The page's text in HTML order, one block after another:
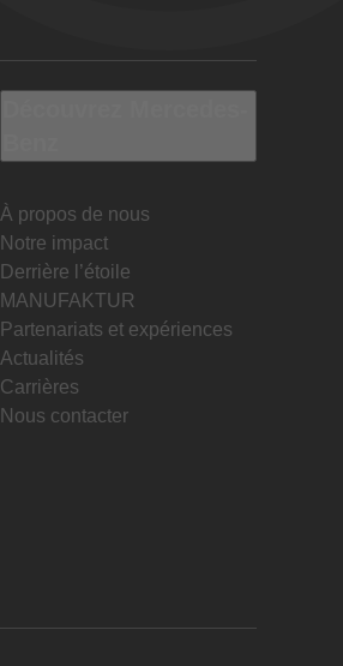
À propos de nous
Notre impact
Derrière l’étoile
MANUFAKTUR
Partenariats et expériences
Actualités
Carrières
Nous contacter